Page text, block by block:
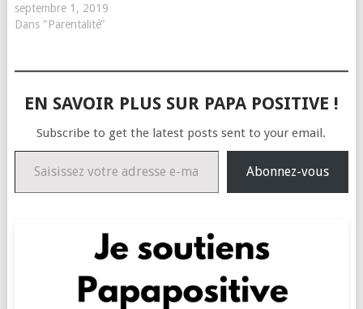
septembre 1, 2019
Dans "Parentalité"
EN SAVOIR PLUS SUR PAPA POSITIVE !
Subscribe to get the latest posts sent to your email.
Saisissez votre adresse e-mail…
Abonnez-vous